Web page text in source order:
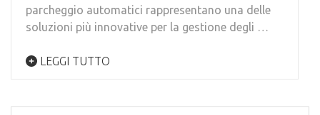
parcheggio automatici rappresentano una delle
soluzioni più innovative per la gestione degli …
LEGGI TUTTO